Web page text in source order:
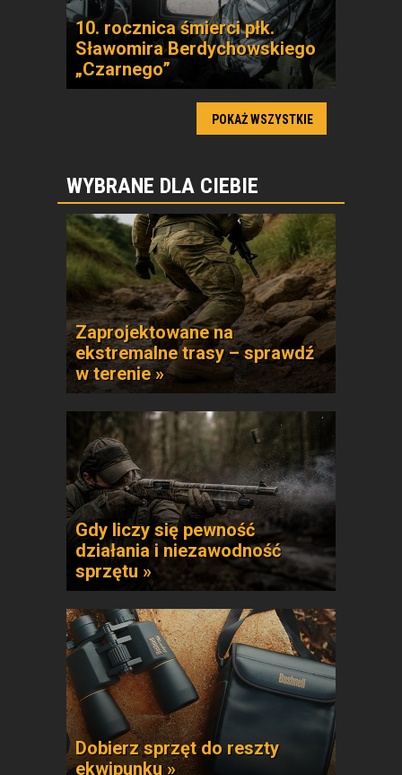
10. rocznica śmierci płk.
Sławomira Berdychowskiego
„Czarnego”
POKAŻ WSZYSTKIE
WYBRANE DLA CIEBIE
Zaprojektowane na
ekstremalne trasy – sprawdź
w terenie »
Gdy liczy się pewność
działania i niezawodność
sprzętu »
Dobierz sprzęt do reszty
ekwipunku »